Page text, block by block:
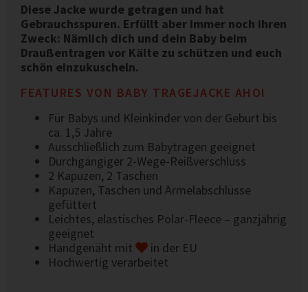
Diese Jacke wurde getragen und hat
Gebrauchsspuren. Erfüllt aber immer noch ihren
Zweck: Nämlich dich und dein Baby beim
Draußentragen vor Kälte zu schützen und euch
schön einzukuscheln.
FEATURES VON BABY TRAGEJACKE AHOI
Für Babys und Kleinkinder von der Geburt bis
ca. 1,5 Jahre
Ausschließlich zum Babytragen geeignet
Durchgängiger 2-Wege-Reißverschluss
2 Kapuzen, 2 Taschen
Kapuzen, Taschen und Ärmelabschlüsse
gefüttert
Leichtes, elastisches Polar-Fleece – ganzjährig
geeignet
Handgenäht mit
in der EU
Hochwertig verarbeitet